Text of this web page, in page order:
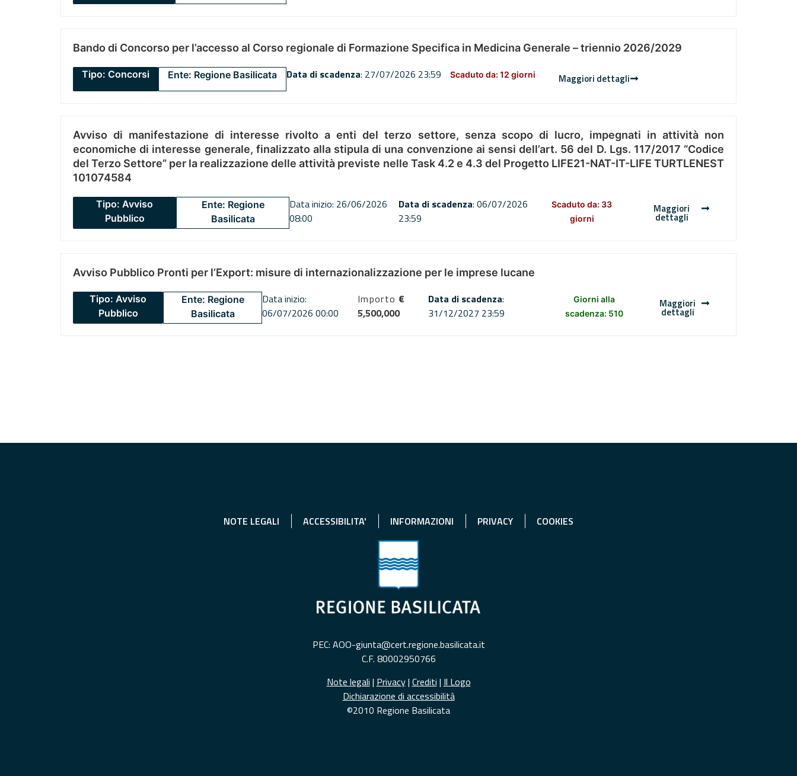
Bando di Concorso per l’accesso al Corso regionale di Formazione Specifica in Medicina Generale – triennio 2026/2029
Tipo: Concorsi Ente: Regione Basilicata Data di scadenza: 27/07/2026 23:59 Scaduto da: 12 giorni Maggiori dettagli
Avviso di manifestazione di interesse rivolto a enti del terzo settore, senza scopo di lucro, impegnati in attività non
economiche di interesse generale, finalizzato alla stipula di una convenzione ai sensi dell’art. 56 del D. Lgs. 117/2017 “Codice
del Terzo Settore” per la realizzazione delle attività previste nelle Task 4.2 e 4.3 del Progetto LIFE21-NAT-IT-LIFE TURTLENEST
101074584
Tipo: Avviso
Pubblico
Ente: Regione
Basilicata
Data inizio: 26/06/2026
08:00
Data di scadenza: 06/07/2026
23:59
Scaduto da: 33
giorni
Maggiori
dettagli
Avviso Pubblico Pronti per l’Export: misure di internazionalizzazione per le imprese lucane
Tipo: Avviso
Pubblico
Ente: Regione
Basilicata
Data inizio:
06/07/2026 00:00
Importo €
5,500,000
Data di scadenza:
31/12/2027 23:59
Giorni alla
scadenza: 510
Maggiori
dettagli
NOTE LEGALI ACCESSIBILITA' INFORMAZIONI PRIVACY COOKIES
PEC: AOO-giunta@cert.regione.basilicata.it
C.F. 80002950766
Note legali | Privacy| Crediti | Il Logo
Dichiarazione di accessibilità
©2010 Regione Basilicata